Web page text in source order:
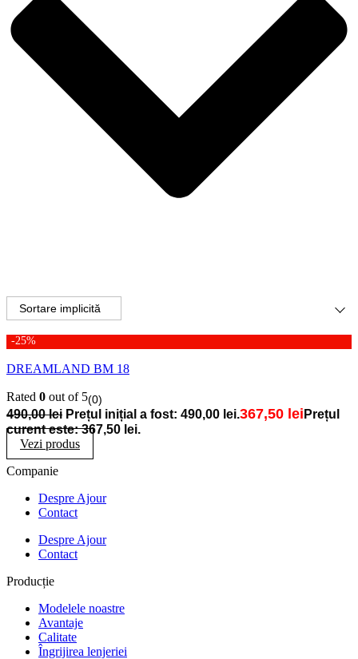
-25%
DREAMLAND BM 18
Rated 0 out of 5(0)
490,00lei Prețul inițial a fost: 490,00 lei.367,50 lei Prețul
curent este: 367,50 lei.
Vezi produs
Companie
Despre Ajour
Contact
Despre Ajour
Contact
Producție
Modelele noastre
Avantaje
Calitate
Îngrijirea lenjeriei